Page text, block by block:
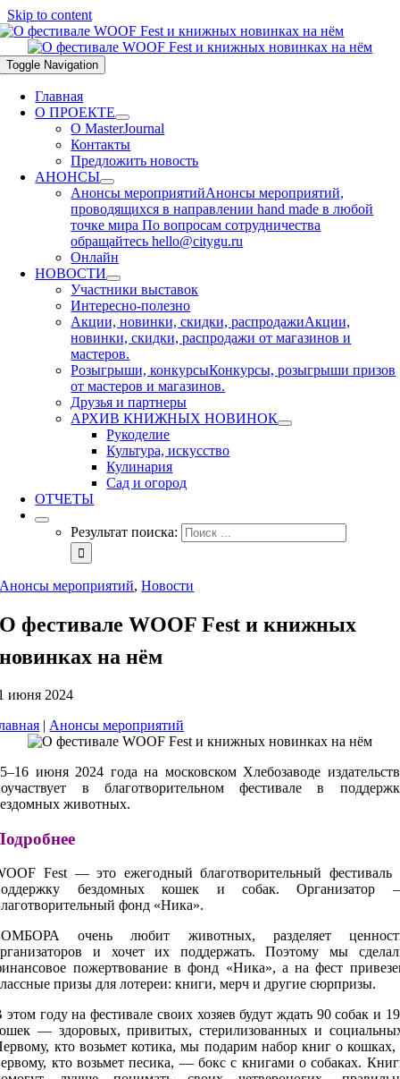
Skip to content
Toggle Navigation
Главная
О ПРОЕКТЕ
О MasterJournal
Контакты
Предложить новость
АНОНСЫ
Анонсы мероприятийАнонсы мероприятий,
проводящихся в направлении hand made в любой
точке мира По вопросам сотрудничества
обращайтесь hello@citygu.ru
Онлайн
НОВОСТИ
Участники выставок
Интересно-полезно
Акции, новинки, скидки, распродажиАкции,
новинки, скидки, распродажи от магазинов и
мастеров.
Розыгрыши, конкурсыКонкурсы, розыгрыши призов
от мастеров и магазинов.
Друзья и партнеры
АРХИВ КНИЖНЫХ НОВИНОК
Рукоделие
Культура, искусство
Кулинария
Сад и огород
ОТЧЕТЫ
Результат поиска:
Анонсы мероприятий,Новости
О фестивале WOOF Fest и книжных
новинках на нём
июня 2024
| Анонсы мероприятий
июня 2024 года на московском Хлебозаводе
в благотворительном фестивале в
животных.
Fest — это ежегодный благотворительный фестиваль
бездомных кошек и собак. Организатор
фонд «Ника».
очень любит животных, разделяет
и хочет их поддержать. Поэтому мы
пожертвование в фонд «Ника», а на фест
призы для лотереи: книги, мерч и другие сюрпризы.
этом году на фестивале своих хозяев будут ждать 90 собак и
— здоровых, привитых, стерилизованных и
кто возьмет котика, мы подарим набор книг о кошках,
кто возьмет песика, — бокс с книгами о собаках.